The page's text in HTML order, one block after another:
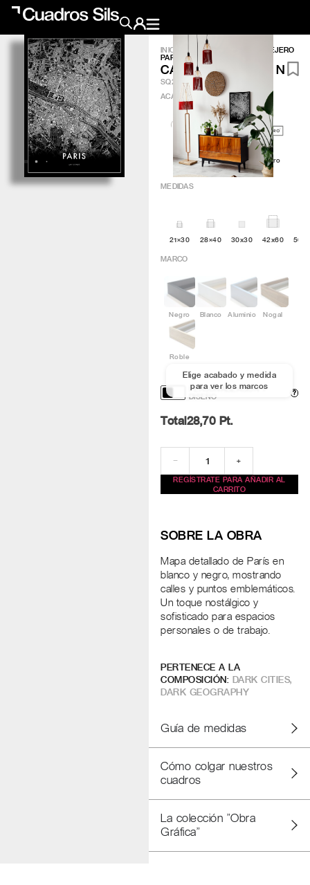
Obra Pictórica
Obra Gráfica
Inspiración
Crea tu pared
INICIO OBRA GRÁFICA
CALLEJERO
PARIS N
CALLEJERO PARIS N
SQ296
ACABADO
Artic Minimal Q4attro
MEDIDAS
21×30 28×40 30x30 42x60
PERSONALIZACIÓN Y
DISEÑO
?
MARCO
Negro Blanco Aluminio Nogal
Roble
Elige acabado y medida
para ver los marcos
Total28,70 Pt.
− +
REGÍSTRATE PARA AÑADIR AL
CARRITO
SOBRE LA OBRA
Mapa detallado de París en
blanco y negro, mostrando
calles y puntos emblemáticos.
Un toque nostálgico y
sofisticado para espacios
personales o de trabajo.
PERTENECE A LA
COMPOSICIÓN: DARK CITIES,
DARK GEOGRAPHY
Guía de medidas
Cómo colgar nuestros
cuadros
La colección "Obra
Gráfica"